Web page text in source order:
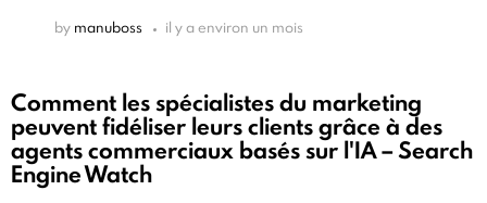
by manuboss il y a environ un mois
Comment les spécialistes du marketing
peuvent fidéliser leurs clients grâce à des
agents commerciaux basés sur l'IA – Search
Engine Watch